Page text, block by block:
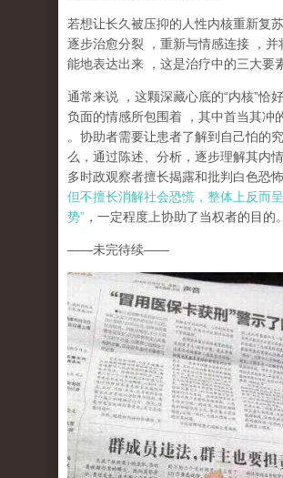
若想让长久被压抑的人性内核重新复苏
逐步治愈分裂
，重新与情感连接
，
能地表达出来
，这是治疗中的三大要
通常来说 ，这颗深藏心底的“内核”恰
负面的情感所包围着
，其中首当其冲
。协助者需要让患者了解到自己怕的
么，通过陈述、分析，逐步理解其内
多时政观察者擅长揭露和批判白色恐怖
但不擅长消解社会恐慌，整体上反而
势” ，一定程度上协助了当权者的目的。
——未完待续——